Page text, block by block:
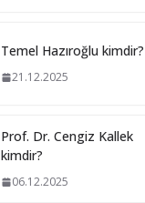
Temel Hazıroğlu kimdir?
21.12.2025
Prof. Dr. Cengiz Kallek
kimdir?
06.12.2025